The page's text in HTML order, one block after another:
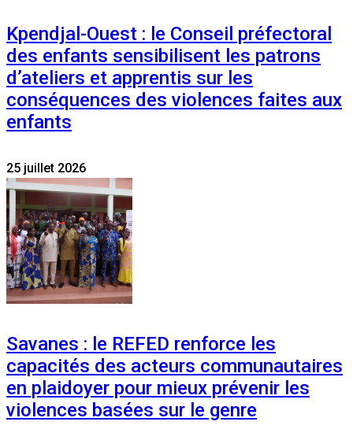
Kpendjal-Ouest : le Conseil préfectoral
des enfants sensibilisent les patrons
d’ateliers et apprentis sur les
conséquences des violences faites aux
enfants
25 juillet 2026
Savanes : le REFED renforce les
capacités des acteurs communautaires
en plaidoyer pour mieux prévenir les
violences basées sur le genre